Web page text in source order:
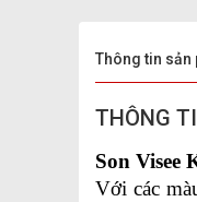
Thông tin sản
THÔNG
Son
Với các